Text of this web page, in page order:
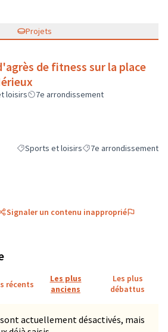
Projets
de fitness sur la place
loisirs 7e arrondissement
Filtrer les résultats de la catégorie :
Sports et loisirsFiltrer les résultats
7e arrondissement
Signaler un contenu inapproprié
récents
Les plus
anciens
Les plus
débattus
actuellement désactivés, mais